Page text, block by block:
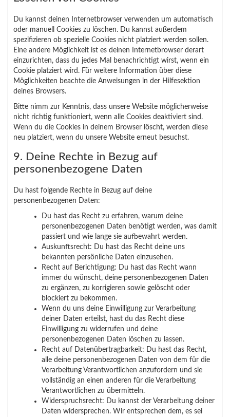
Du kannst deinen Internetbrowser verwenden um automatisch
oder manuell Cookies zu löschen. Du kannst außerdem
spezifizieren ob spezielle Cookies nicht platziert werden sollen.
Eine andere Möglichkeit ist es deinen Internetbrowser derart
einzurichten, dass du jedes Mal benachrichtigt wirst, wenn ein
Cookie platziert wird. Für weitere Information über diese
Möglichkeiten beachte die Anweisungen in der Hilfesektion
deines Browsers.
Bitte nimm zur Kenntnis, dass unsere Website möglicherweise
nicht richtig funktioniert, wenn alle Cookies deaktiviert sind.
Wenn du die Cookies in deinem Browser löscht, werden diese
neu platziert, wenn du unsere Website erneut besuchst.
9. Deine Rechte in Bezug auf
personenbezogene Daten
Du hast folgende Rechte in Bezug auf deine
personenbezogenen Daten:
Du hast das Recht zu erfahren, warum deine
personenbezogenen Daten benötigt werden, was damit
passiert und wie lange sie aufbewahrt werden.
Auskunftsrecht: Du hast das Recht deine uns
bekannten persönliche Daten einzusehen.
Recht auf Berichtigung: Du hast das Recht wann
immer du wünscht, deine personenbezogenen Daten
zu ergänzen, zu korrigieren sowie gelöscht oder
blockiert zu bekommen.
Wenn du uns deine Einwilligung zur Verarbeitung
deiner Daten erteilst, hast du das Recht diese
Einwilligung zu widerrufen und deine
personenbezogenen Daten löschen zu lassen.
Recht auf Datenübertragbarkeit: Du hast das Recht,
alle deine personenbezogenen Daten von dem für die
Verarbeitung Verantwortlichen anzufordern und sie
vollständig an einen anderen für die Verarbeitung
Verantwortlichen zu übermitteln.
Widerspruchsrecht: Du kannst der Verarbeitung deiner
Daten widersprechen. Wir entsprechen dem, es sei